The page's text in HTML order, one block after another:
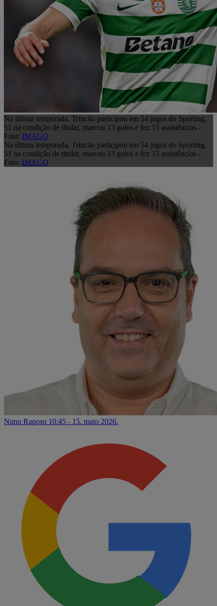
Na última temporada, Trincão participou em 54 jogos do Sporting,
51 na condição de titular, marcou 13 golos e fez 15 assistências -
Foto: IMAGO
Na última temporada, Trincão participou em 54 jogos do Sporting,
51 na condição de titular, marcou 13 golos e fez 15 assistências -
Foto: IMAGO
Nuno Raposo 10:45 - 15. maio 2026.